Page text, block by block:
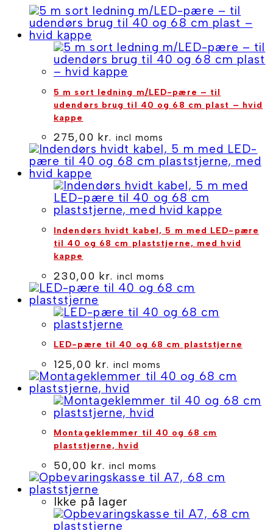
antal
5 m sort ledning m/LED-pære – til
udendørs brug til 40 og 68 cm plast – hvid
kappe
275,00 kr. incl moms
Indendørs hvidt kabel, 5 m med LED-pære
til 40 og 68 cm plaststjerne, med hvid
kappe
230,00 kr. incl moms
LED-pære til 40 og 68 cm plaststjerne
125,00 kr. incl moms
Montageklemmer til 40 og 68 cm
plaststjerne, hvid
50,00 kr. incl moms
Ikke på lager